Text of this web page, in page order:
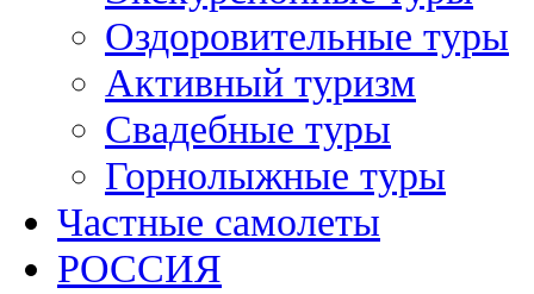
Оздоровительные туры
Активный туризм
Свадебные туры
Горнолыжные туры
Частные самолеты
РОССИЯ